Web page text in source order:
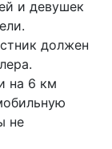
и девушек
должен
на 6 км
не